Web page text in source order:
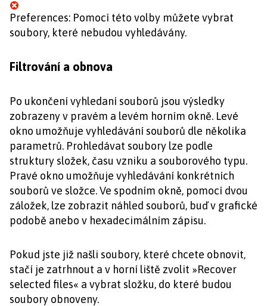
Preferences: Pomocí této volby můžete vybrat
soubory, které nebudou vyhledávány.
Filtrování a obnova
Po ukončení vyhledaní souborů jsou výsledky
zobrazeny v pravém a levém horním okně. Levé
okno umožňuje vyhledávání souborů dle několika
parametrů. Prohledávat soubory lze podle
struktury složek, času vzniku a souborového typu.
Pravé okno umožňuje vyhledávání konkrétních
souborů ve složce. Ve spodním okně, pomocí dvou
záložek, lze zobrazit náhled souborů, buď v grafické
podobě anebo v hexadecimálním zápisu.
Pokud jste již našli soubory, které chcete obnovit,
stačí je zatrhnout a v horní liště zvolit »Recover
selected files« a vybrat složku, do které budou
soubory obnoveny.